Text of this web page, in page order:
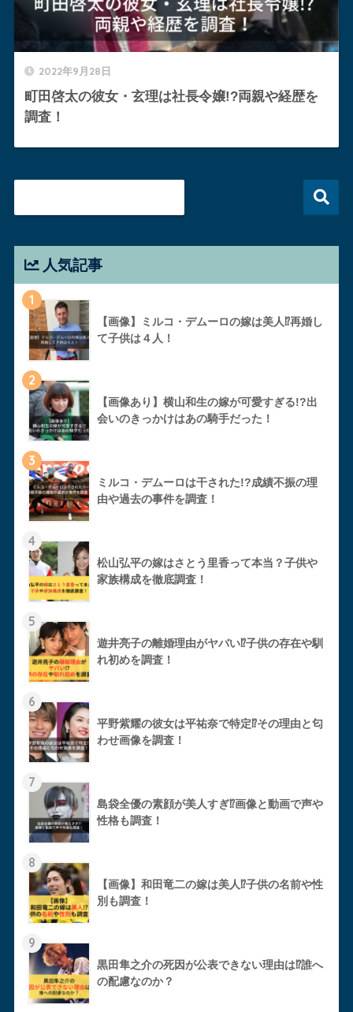
2022年9月28日
町田啓太の彼女・玄理は社長令嬢!?両親や経歴を
調査！
人気記事
1
【画像】ミルコ・デムーロの嫁は美人⁉︎再婚し
て子供は４人！
2
【画像あり】横山和生の嫁が可愛すぎる!?出
会いのきっかけはあの騎手だった！
3
ミルコ・デムーロは干された!?成績不振の理
由や過去の事件を調査！
4
松山弘平の嫁はさとう里香って本当？子供や
家族構成を徹底調査！
5
遊井亮子の離婚理由がヤバい⁉︎子供の存在や馴
れ初めを調査！
6
平野紫耀の彼女は平祐奈で特定⁉︎その理由と匂
わせ画像を調査！
7
島袋全優の素顔が美人すぎ⁉︎画像と動画で声や
性格も調査！
8
【画像】和田竜二の嫁は美人⁉︎子供の名前や性
別も調査！
9
黒田隼之介の死因が公表できない理由は⁉︎誰へ
の配慮なのか？